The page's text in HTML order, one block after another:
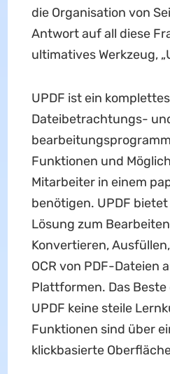
die Organisation von
Antwort auf all diese
ultimatives Werkzeug,
UPDF ist ein
Dateibetrachtungs-
Funktionen und
Mitarbeiter in einem
benötigen. UPDF
Lösung zum
Konvertieren,
OCR von PDF-Dateien
Plattformen. Das Beste
UPDF keine steile
Funktionen sind über
klickbasierte